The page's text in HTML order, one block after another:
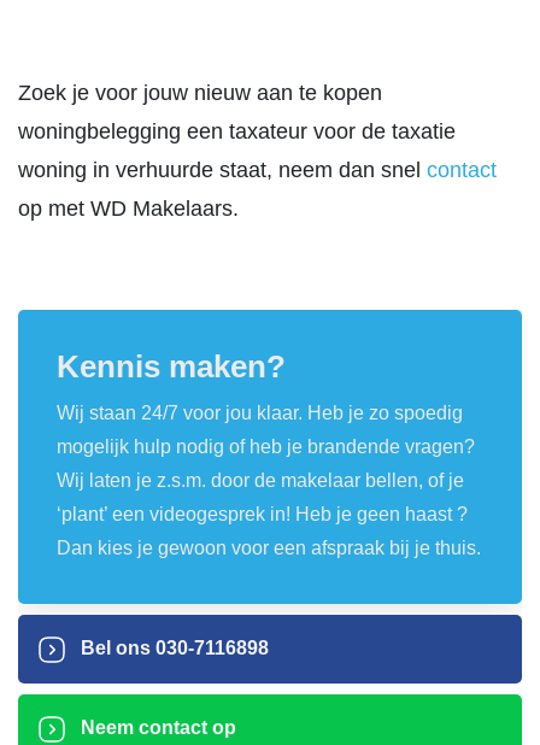
Zoek je voor jouw nieuw aan te kopen
woningbelegging een taxateur voor de taxatie
woning in verhuurde staat, neem dan snel contact
op met WD Makelaars.
Kennis maken?
Wij staan 24/7 voor jou klaar. Heb je zo spoedig
mogelijk hulp nodig of heb je brandende vragen?
Wij laten je z.s.m. door de makelaar bellen, of je
‘plant’ een videogesprek in! Heb je geen haast ?
Dan kies je gewoon voor een afspraak bij je thuis.
Bel ons 030-7116898
Neem contact op